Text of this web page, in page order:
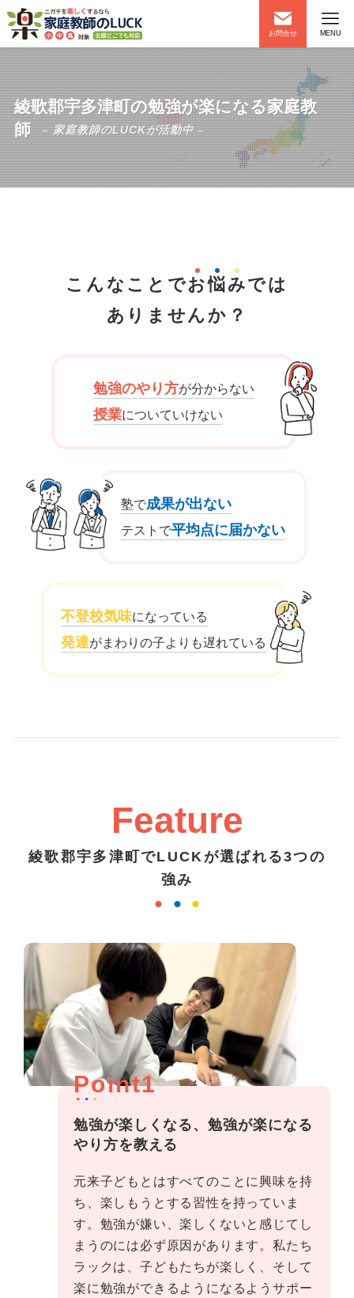
お問合せ MENU
綾歌郡宇多津町の勉強が楽になる家庭教
師
– 家庭教師のLUCKが活動中 –
こんなことでお悩みでは
ありませんか？
勉強のやり方が分からない
授業についていけない
塾で成果が出ない
テストで平均点に届かない
不登校気味になっている
発達がまわりの子よりも遅れている
Feature
綾歌郡宇多津町でLUCKが選ばれる3つの
強み
Point1
勉強が楽しくなる、勉強が楽になる
やり方を教える
元来子どもとはすべてのことに興味を持
ち、楽しもうとする習性を持っていま
す。勉強が嫌い、楽しくないと感じてし
まうのには必ず原因があります。私たち
ラックは、子どもたちが楽しく、そして
楽に勉強ができるようになるようサポー